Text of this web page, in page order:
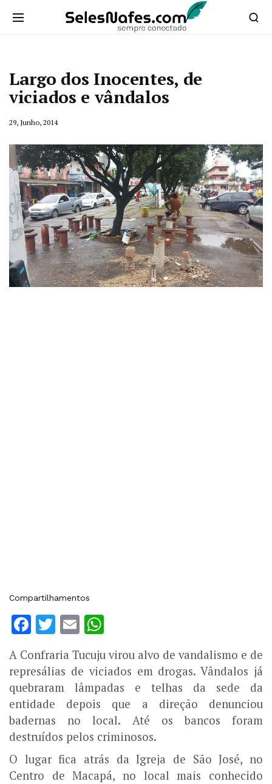
Largo dos Inocentes, de
viciados e vândalos
29, Junho, 2014
Compartilhamentos
Facebook
Twitter
Email
A Confraria Tucuju virou alvo de vandalismo e de
represálias de viciados em drogas. Vândalos já
quebraram lâmpadas e telhas da sede da
entidade depois que a direção denunciou
badernas no local. Até os bancos foram
destruídos pelos criminosos.
O lugar fica atrás da Igreja de São José, no
Centro de Macapá, no local mais conhecido